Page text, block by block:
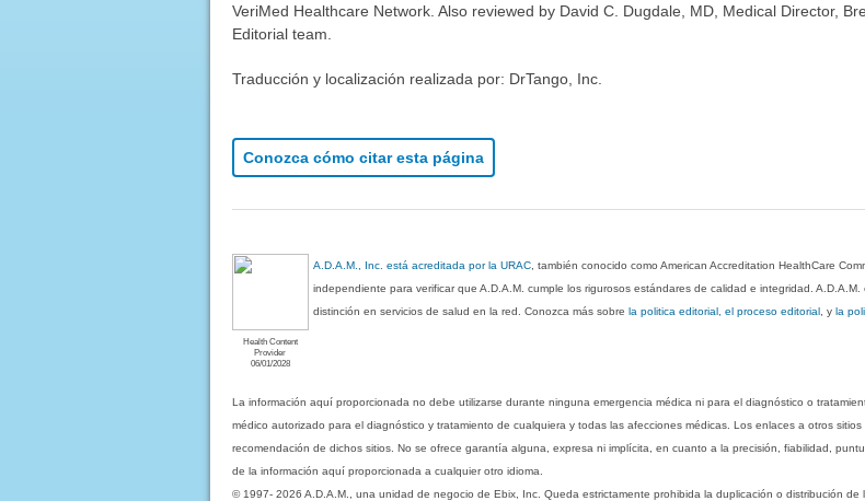
VeriMed Healthcare Network. Also reviewed by David C. Dugdale, MD, Medical Director,
Editorial team.
Traducción y localización realizada por: DrTango, Inc.
Conozca cómo citar esta página
Health Content
Provider
06/01/2028
A.D.A.M., Inc. está acreditada por la URAC , también conocido como American Accreditation HealthCare
independiente para verificar que A.D.A.M. cumple los rigurosos estándares de calidad e integridad.
distinción en servicios de salud en la red. Conozca más sobrela politica editorial, el proceso editorial , yla
La información aquí proporcionada no debe utilizarse durante ninguna emergencia médica ni para el diagnóstico o
médico autorizado para el diagnóstico y tratamiento de cualquiera y todas las afecciones médicas. Los enlaces a otros
recomendación de dichos sitios. No se ofrece garantía alguna, expresa ni implícita, en cuanto a la precisión, fiabilidad,
de la información aquí proporcionada a cualquier otro idioma.
© 1997- 2026 A.D.A.M., una unidad de negocio de Ebix, Inc. Queda estrictamente prohibida la duplicación o distribución de